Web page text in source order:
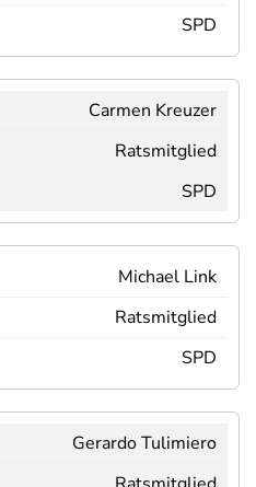
SPD
Carmen Kreuzer
Ratsmitglied
SPD
Michael Link
Ratsmitglied
SPD
Gerardo Tulimiero